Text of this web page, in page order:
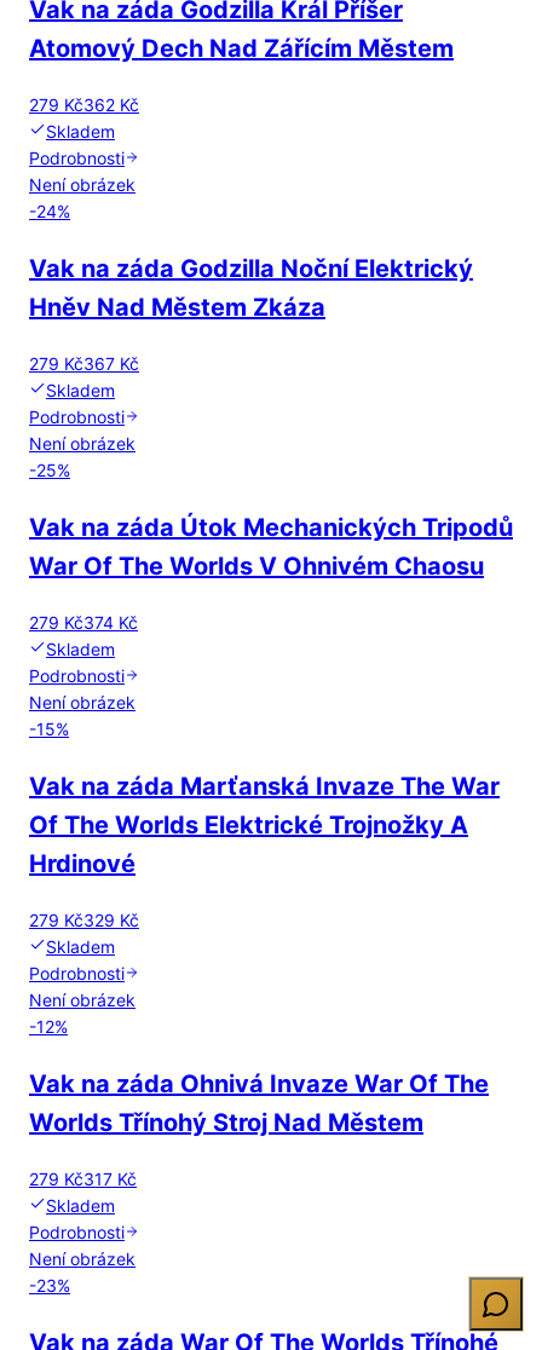
Vak na záda Godzilla Král Příšer
Atomový Dech Nad Zářícím Městem
279 Kč362 Kč
Skladem
Podrobnosti
Není obrázek
-24%
Vak na záda Godzilla Noční Elektrický
Hněv Nad Městem Zkáza
279 Kč367 Kč
Skladem
Podrobnosti
Není obrázek
-25%
Vak na záda Útok Mechanických Tripodů
War Of The Worlds V Ohnivém Chaosu
279 Kč374 Kč
Skladem
Podrobnosti
Není obrázek
-15%
Vak na záda Marťanská Invaze The War
Of The Worlds Elektrické Trojnožky A
Hrdinové
279 Kč329 Kč
Skladem
Podrobnosti
Není obrázek
-12%
Vak na záda Ohnivá Invaze War Of The
Worlds Třínohý Stroj Nad Městem
279 Kč317 Kč
Skladem
Podrobnosti
Není obrázek
-23%
Vak na záda War Of The Worlds Třínohé